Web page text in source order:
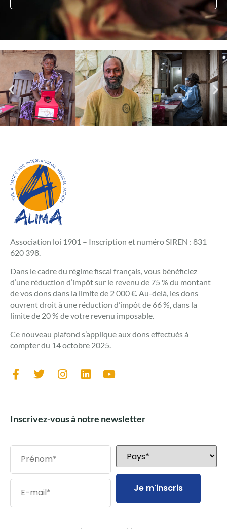
Association loi 1901 – Inscription et numéro SIREN : 831
620 398.
Dans le cadre du régime fiscal français, vous bénéficiez
d’une réduction d’impôt sur le revenu de 75 % du montant
de vos dons dans la limite de 2 000 €. Au-delà, les dons
ouvrent droit à une réduction d’impôt de 66 %, dans la
limite de 20 % de votre revenu imposable.
Ce nouveau plafond s’applique aux dons effectués à
compter du 14 octobre 2025.
Inscrivez-vous à notre newsletter
Je m'inscris
.